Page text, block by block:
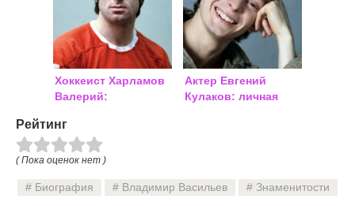
Хоккеист Харламов
Валерий:
смерти
Актер Евгений
Кулаков: личная
Рейтинг
( Пока оценок нет )
Биография Владимир Васильев Знаменитости